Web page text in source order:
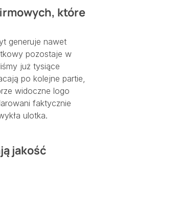
które
generuje nawet
pozostaje w
już tysiące
po kolejne partie,
widoczne logo
faktycznie
ulotka.
jakość